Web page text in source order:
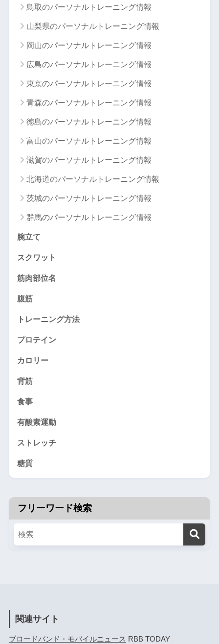
鳥取のパーソナルトレーニング情報
山梨県のパーソナルトレーニング情報
岡山のパーソナルトレーニング情報
広島のパーソナルトレーニング情報
東京のパーソナルトレーニング情報
青森のパーソナルトレーニング情報
徳島のパーソナルトレーニング情報
富山のパーソナルトレーニング情報
滋賀のパーソナルトレーニング情報
北海道のパーソナルトレーニング情報
茨城のパーソナルトレーニング情報
群馬のパーソナルトレーニング情報
腕立て
スクワット
筋肉部位名
腹筋
トレーニング方法
プロテイン
カロリー
背筋
食事
有酸素運動
ストレッチ
糖質
フリーワード検索
関連サイト
ブロードバンド・モバイルニュース RBB TODAY